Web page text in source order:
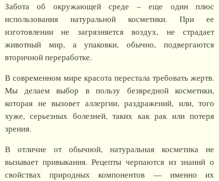
Забота об окружающей среде – еще один плюс
использования натуральной косметики. При ее
изготовлении не загрязняется воздух, не страдает
животный мир, а упаковки, обычно, подвергаются
вторичной переработке.
В современном мире красота перестала требовать жертв.
Мы делаем выбор в пользу безвредной косметики,
которая не вызовет аллергии, раздражений, или, того
хуже, серьезных болезней, таких как рак или потеря
зрения.
В отличие от обычной, натуральная косметика не
вызывает привыкания. Рецепты черпаются из знаний о
свойствах природных компонентов — именно их